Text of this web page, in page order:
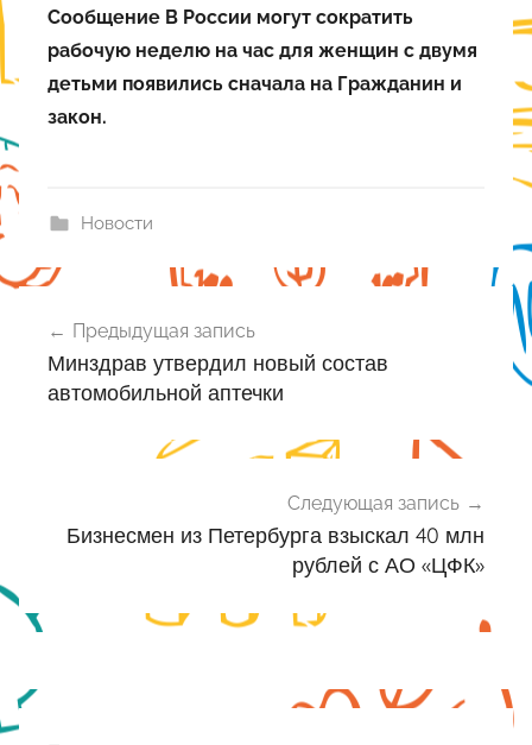
Сообщение В России могут сократить
рабочую неделю на час для женщин с двумя
детьми появились сначала на Гражданин и
закон.
Новости
по
записям
Предыдущая запись
Минздрав утвердил новый состав
автомобильной аптечки
Следующая запись
Бизнесмен из Петербурга взыскал 40 млн
рублей с АО «ЦФК»